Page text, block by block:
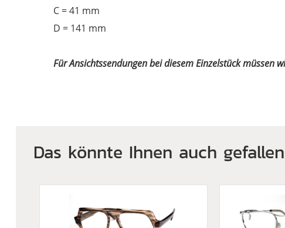
C = 41 mm
D = 141 mm
Für Ansichtssendungen bei diesem Einzelstück müssen
Das könnte Ihnen auch